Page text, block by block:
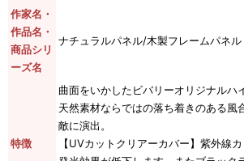
作家名・
作品名・
商品シリ
ーズ名
ナチュラルパネル/木製フレームパネル
特徴
曲面をいかしたビバリーオリジナルハ
天然素材ならではの落ち着きのある
敵に演出。
【UVカットクリアーカバー】紫外線